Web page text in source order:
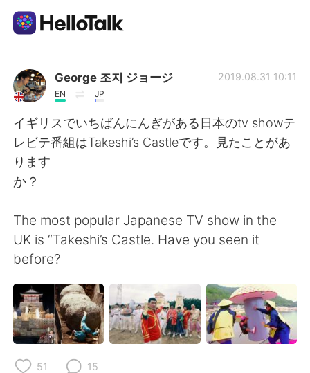
Ứng dụng trao đổi ngôn ngữ
AI Grammar Checker
Tiếng Việt
繁體中文 Español
Deutsch 日本語
George 조지 ジョージ
EN JP
2019.08.31 10:11
イギリスでいちばんにんぎがある日本のtv showテ
レビテ番組はTakeshi’s Castleです。見たことがあ
ります
か？
The most popular Japanese TV show in the
UK is “Takeshi’s Castle. Have you seen it
before?
51 15